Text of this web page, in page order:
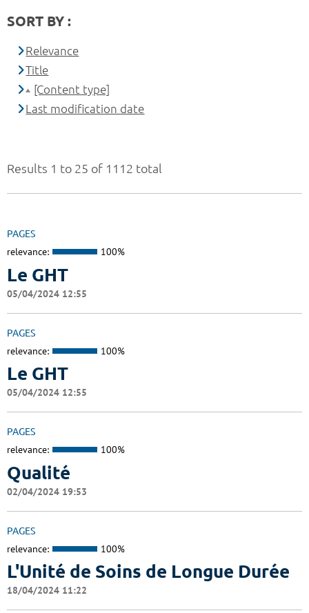
Results 1 to 25 of 1112 total
PAGES
relevance: 100%
Le GHT
05/04/2024 12:55
PAGES
relevance: 100%
Le GHT
05/04/2024 12:55
PAGES
relevance: 100%
Qualité
02/04/2024 19:53
PAGES
relevance: 100%
L'Unité de Soins de Longue Durée
18/04/2024 11:22
SORT BY :
Relevance
Title
[Content type]
Last modification date